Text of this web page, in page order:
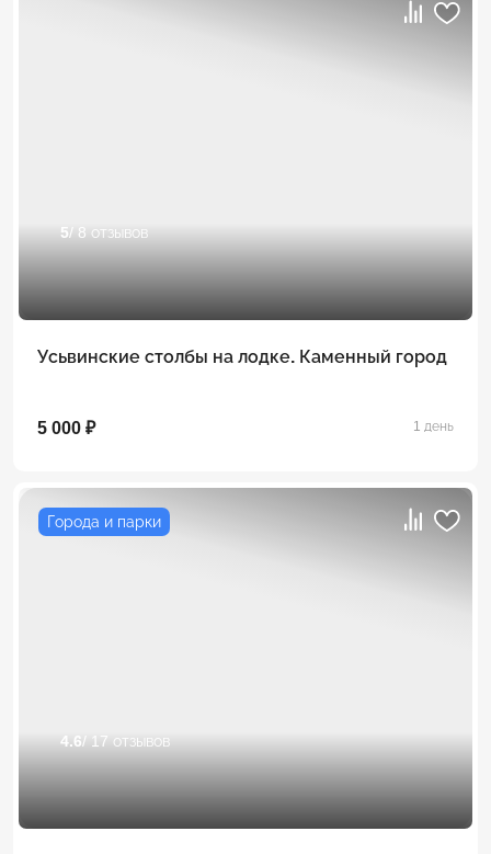
5/ 8 отзывов
Усьвинские столбы на лодке. Каменный город
5 000 ₽ 1 день
Города и парки
4.6/ 17 отзывов